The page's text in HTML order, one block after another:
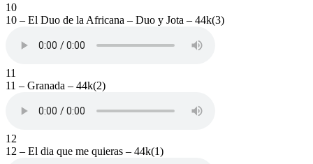
10
10 – El Duo de la Africana – Duo y Jota – 44k(3)
11
11 – Granada – 44k(2)
12
12 – El dia que me quieras – 44k(1)